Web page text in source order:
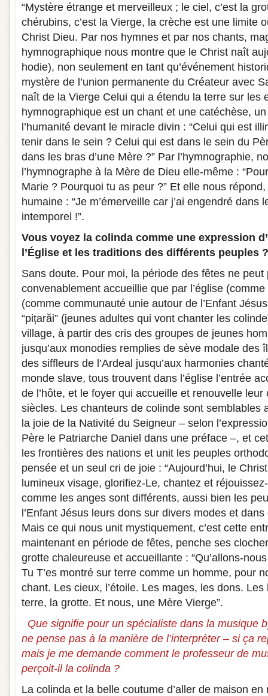
“Mystère étrange et merveilleux ; le ciel, c’est la
chérubins, c’est la Vierge, la crèche est une limite
Christ Dieu. Par nos hymnes et par nos chants,
hymnographique nous montre que le Christ naît
hodie), non seulement en tant qu’événement
mystère de l’union permanente du Créateur avec
naît de la Vierge Celui qui a étendu la terre sur les
hymnographique est un chant et une catéchèse,
l’humanité devant le miracle divin : “Celui qui est
tenir dans le sein ? Celui qui est dans le sein du
dans les bras d’une Mère ?” Par l’hymnographie,
l’hymnographe à la Mère de Dieu elle-même :
Marie ? Pourquoi tu as peur ?” Et elle nous
humaine : “Je m’émerveille car j’ai engendré dans
intemporel !”.
Vous voyez la colinda comme une expression
l’Église et les traditions des différents peuples ?
Sans doute. Pour moi, la période des fêtes ne
convenablement accueillie que par l’église
(comme communauté unie autour de l’Enfant
“pițarăi” (jeunes adultes qui vont chanter les
village, à partir des cris des groupes de jeunes
jusqu’aux monodies remplies de sève modale des
des siffleurs de l’Ardeal jusqu’aux harmonies
monde slave, tous trouvent dans l’église l’entrée
de l’hôte, et le foyer qui accueille et renouvelle
siècles. Les chanteurs de colinde sont semblables
la joie de la Nativité du Seigneur – selon
Père le Patriarche Daniel dans une préface –, et
les frontières des nations et unit les peuples
pensée et un seul cri de joie : “Aujourd’hui, le
lumineux visage, glorifiez-Le, chantez et
comme les anges sont différents, aussi bien les
l’Enfant Jésus leurs dons sur divers modes et
Mais ce qui nous unit mystiquement, c’est cette
maintenant en période de fêtes, penche ses
grotte chaleureuse et accueillante : “Qu’allons-
Tu T’es montré sur terre comme un homme, pour
chant. Les cieux, l’étoile. Les mages, les dons.
terre, la grotte. Et nous, une Mère Vierge”.
Que signifie pour un spécialiste dans la musique
ne pense pas à la manière de l’interpréter – si ça
mais je me demande comment le professeur de
perçoit-il la colinda ?
La colinda et la belle coutume d’aller de maison